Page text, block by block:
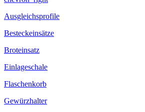
Ausgleichsprofile
Besteckeinsätze
Broteinsatz
Einlageschale
Flaschenkorb
Gewürzhalter